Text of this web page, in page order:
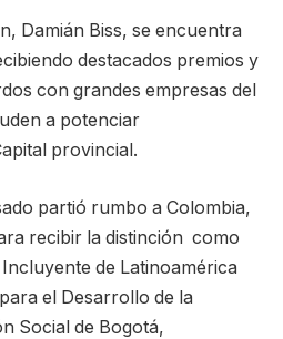
Damián Biss, se encuentra
destacados premios y
con grandes empresas del
a potenciar
provincial.
partió rumbo a Colombia,
recibir la distinción como
de Latinoamérica
el Desarrollo de la
Social de Bogotá,